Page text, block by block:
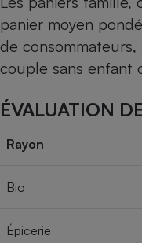
panier moyen
de
couple sans enfant
ÉVALUATION
Rayon
Bio
Épicerie